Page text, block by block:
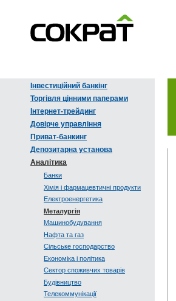
Інвестиційний банкінг
Торгівля цінними паперами
Інтернет-трейдинг
Довірче управління
Приват-банкинг
Депозитарна установа
Аналітика
Банки
Хімія і фармацевтичні продукти
Електроенергетика
Металургія
Машинобудування
Нафта та газ
Сільське господарство
Економіка і політика
Сектор споживчих товарів
Будівництво
Телекоммунікації